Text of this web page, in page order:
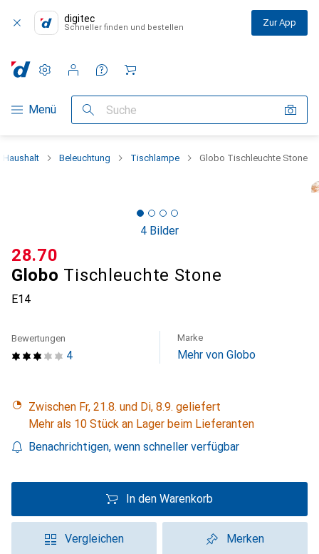
digitec
Schneller finden und bestellen Zur App
Navigation nach Kategorien
Menü Suche
Einstellungen
Kundenkonto
Vergleichslisten
Merklisten
Warenkorb
Haushalt Beleuchtung Tischlampe Globo Tischleuchte Stone
4 Bilder
Globo Tischleuchte Stone
E14
CHF
28.70
4
Bewertungen Marke
Mehr von Globo
Zwischen Fr, 21.8. und Di, 8.9. geliefert
Mehr als 10 Stück an Lager beim Lieferanten
Benachrichtigen, wenn schneller verfügbar
In den Warenkorb
Vergleichen Merken